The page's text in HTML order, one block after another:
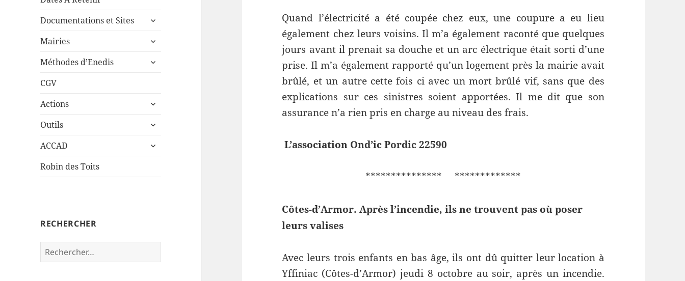
Documentations et Sites
ouvrir
sous-
Mairies
ouvrir
sous-
Méthodes d’Enedis
ouvrir
CGV
Actions
ouvrir
sous-
Outils
ouvrir
sous-
ACCAD
ouvrir
Robin des Toits
RECHERCHER
Rechercher :
Quand l’électricité a été coupée chez eux, une coupure a eu lieu
également chez leurs voisins. Il m’a également raconté que quelques
jours avant il prenait sa douche et un arc électrique était sorti d’une
prise. Il m’a également rapporté qu’un logement près la mairie avait
brûlé, et un autre cette fois ci avec un mort brûlé vif, sans que des
explications sur ces sinistres soient apportées. Il me dit que son
assurance n’a rien pris en charge au niveau des frais.
L’association Ond’ic Pordic 22590
*************** *************
Côtes-d’Armor. Après l’incendie, ils ne trouvent pas où poser
leurs valises
Avec leurs trois enfants en bas âge, ils ont dû quitter leur location à
Yffiniac (Côtes-d’Armor) jeudi 8 octobre au soir, après un incendie.